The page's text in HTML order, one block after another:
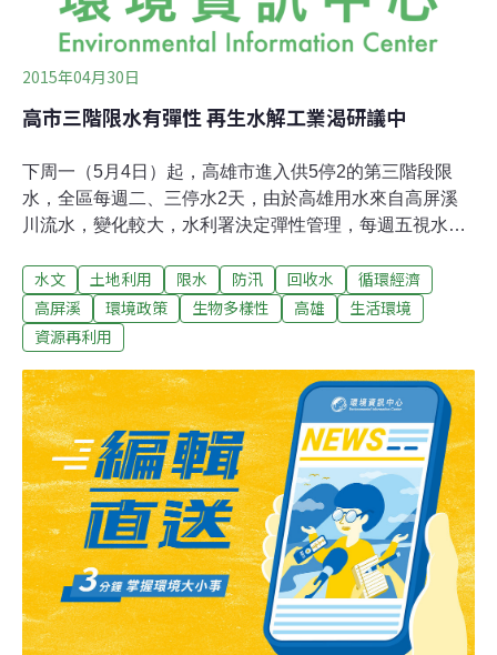
2015年04月30日
高市三階限水有彈性 再生水解工業渴研議中
下周一（5月4日）起，高雄市進入供5停2的第三階段限
水，全區每週二、三停水2天，由於高雄用水來自高屏溪
川流水，變化較大，水利署決定彈性管理，每週五視水情
已進行鳳山溪污水處理廠計畫，2020年前預計全國6座公
共污水處理廠，每日提供28萬噸的再生水供工業用，由使
用者支付營運費用。同時也呼籲民眾：汛期即將來臨，抗
旱別忘防汛！高屏溪流量決戰秒速8.1m3 再生水崛起解
決產業用水高雄市每天用水量平均約160萬噸，周間和假
日用水量起伏極大；其中30多萬噸來自鳳山水庫，因水質
較差，專供工業用水，其餘124萬噸全靠高屏溪流域。水
利署表示，高雄地區主要水源不靠水庫蓄存水量，只是高
屏溪川流水量變化大，管理上需更具彈性。為有效運用高
屏溪水量，未來將參考氣象局預報資料，於每週五下午3
時公布隔週水情及停水最新消息，當流量穩定且每秒超過
8.1m3，無供水缺口之虞時，次
水文 土地利用 限水 防汛 回收水
循環經濟
高屏溪
環境政策 生物多樣性 高雄
生活環境
資源再利用